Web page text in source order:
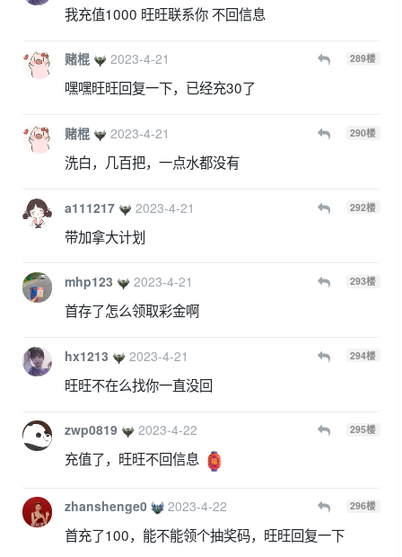
我充值1000 旺旺联系你 不回信息
赌棍 2023-4-21 289楼
嘿嘿旺旺回复一下，已经充30了
赌棍 2023-4-21 290楼
洗白，几百把，一点水都没有
a111217 2023-4-21 292楼
带加拿大计划
mhp123 2023-4-21 293楼
首存了怎么领取彩金啊
hx1213 2023-4-21 294楼
旺旺不在么找你一直没回
zwp0819 2023-4-22 295楼
充值了，旺旺不回信息
zhanshenge0 2023-4-22 296楼
首充了100，能不能领个抽奖码，旺旺回复一下